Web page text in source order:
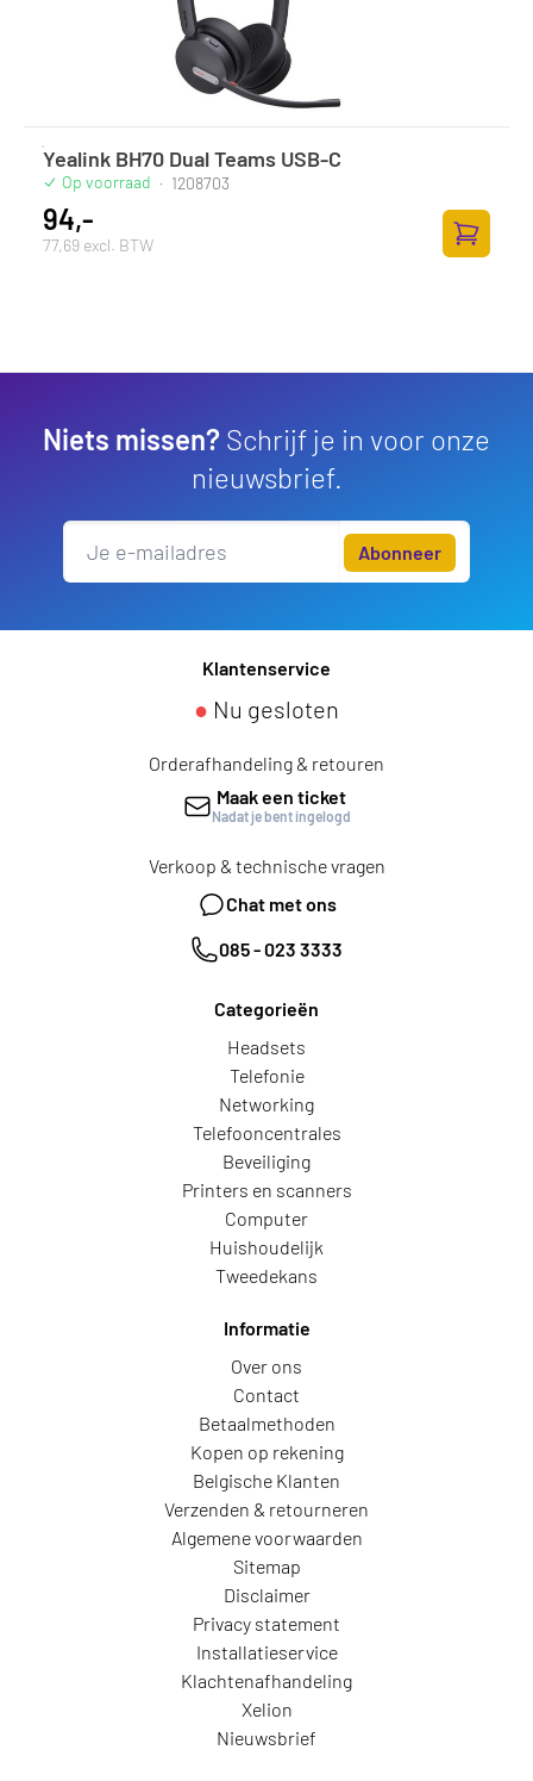
Yealink BH70 Dual Teams USB-C
Op voorraad · 1208703
94,-
77,69 excl. BTW
Niets missen? Schrijf je in voor onze
nieuwsbrief.
Abonneer
Klantenservice
● Nu gesloten
Orderafhandeling & retouren
Maak een ticket
Nadat je bent ingelogd
Verkoop & technische vragen
Chat met ons
085 - 023 3333
Categorieën
Headsets
Telefonie
Networking
Telefooncentrales
Beveiliging
Printers en scanners
Computer
Huishoudelijk
Tweedekans
Informatie
Over ons
Contact
Betaalmethoden
Kopen op rekening
Belgische Klanten
Verzenden & retourneren
Algemene voorwaarden
Sitemap
Disclaimer
Privacy statement
Installatieservice
Klachtenafhandeling
Xelion
Nieuwsbrief